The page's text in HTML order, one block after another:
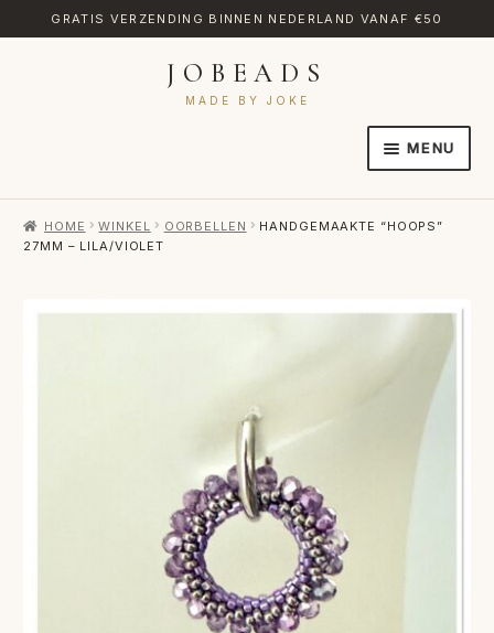
GRATIS VERZENDING BINNEN NEDERLAND VANAF €50
JOBEADS
MADE BY JOKE
MENU
AFREKENEN
HOME WINKEL OORBELLEN
HANDGEMAAKTE “HOOPS”
27MM – LILA/VIOLET